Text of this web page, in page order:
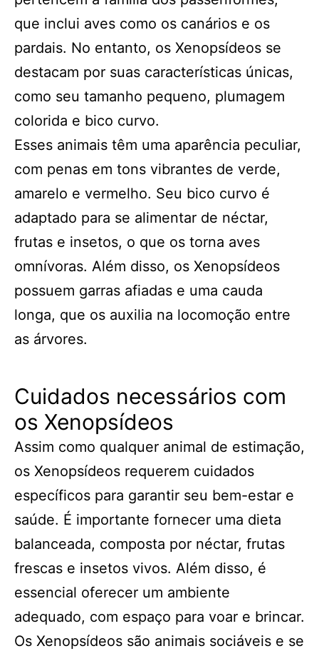
que inclui aves como os canários e os
pardais. No entanto, os Xenopsídeos se
destacam por suas características únicas,
como seu tamanho pequeno, plumagem
colorida e bico curvo.
Esses animais têm uma aparência peculiar,
com penas em tons vibrantes de verde,
amarelo e vermelho. Seu bico curvo é
adaptado para se alimentar de néctar,
frutas e insetos, o que os torna aves
omnívoras. Além disso, os Xenopsídeos
possuem garras afiadas e uma cauda
longa, que os auxilia na locomoção entre
as árvores.
Cuidados necessários com
os Xenopsídeos
Assim como qualquer animal de estimação,
os Xenopsídeos requerem cuidados
específicos para garantir seu bem-estar e
saúde. É importante fornecer uma dieta
balanceada, composta por néctar, frutas
frescas e insetos vivos. Além disso, é
essencial oferecer um ambiente
adequado, com espaço para voar e brincar.
Os Xenopsídeos são animais sociáveis e se